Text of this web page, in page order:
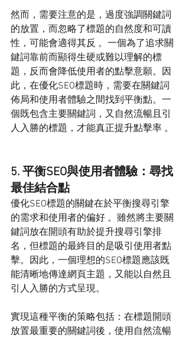
然而，需要注意的是，過度強調關鍵詞
的放置，而忽略了標題的自然度和可讀
性，可能會適得其反 。一個為了追求關
鍵詞靠前而顯得生硬或難以理解的標
題，反而會降低使用者的點擊意願。因
此，在優化SEO標題時，需要在關鍵詞
佈局和使用者體驗之間找到平衡點。一
個既包含主要關鍵詞，又自然流暢且引
人入勝的標題，才能真正提升點擊率 。
5. 平衡SEO與使用者體驗：尋找
最佳結合點
優化SEO標題的關鍵在於平衡搜尋引擎
的需求和使用者的偏好 。雖然將主要關
鍵詞放在開頭有助於提升搜尋引擎排
名，但標題的最終目的是吸引使用者點
擊。因此，一個理想的SEO標題應該既
能清晰地傳達網頁主題，又能以自然且
引人入勝的方式呈現。
實現這種平衡的策略包括：在標題開頭
放置最重要的關鍵詞後，使用自然流暢